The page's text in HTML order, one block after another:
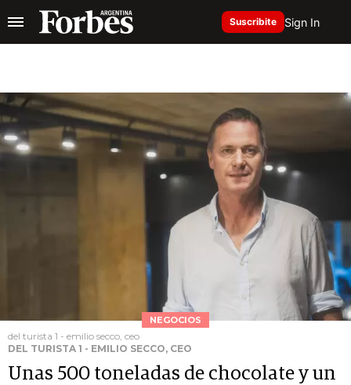
Suscribite Sign In
NEGOCIOS
del turista 1 - emilio secco, ceo
DEL TURISTA 1 - EMILIO SECCO, CEO
Unas 500 toneladas de chocolate y un